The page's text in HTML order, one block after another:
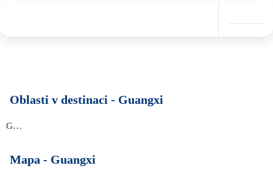
Oblasti v destinaci - Guangxi
Guangxi
Mapa - Guangxi